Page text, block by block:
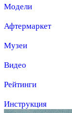
Модели
Афтермаркет
Музеи
Видео
Рейтинги
Инструкция